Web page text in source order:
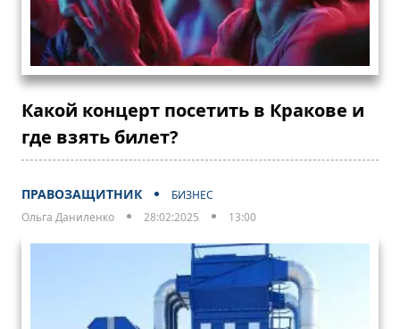
Какой концерт посетить в Кракове и
где взять билет?
ПРАВОЗАЩИТНИК
БИЗНЕС
Ольга Даниленко
28:02:2025 13:00